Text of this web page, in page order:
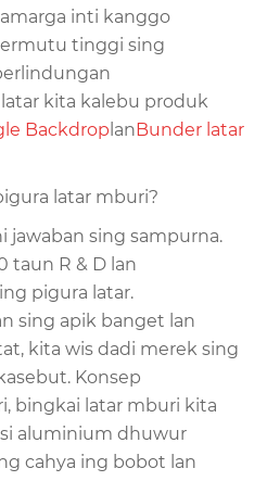
inti kanggo
tinggi sing
kita kalebu produk
Backdrop lanBunder latar
latar mburi?
jawaban sing sampurna.
taun R & D lan
pigura latar.
sing apik banget lan
kita wis dadi merek sing
Konsep
bingkai latar mburi kita
aluminium dhuwur
cahya ing bobot lan